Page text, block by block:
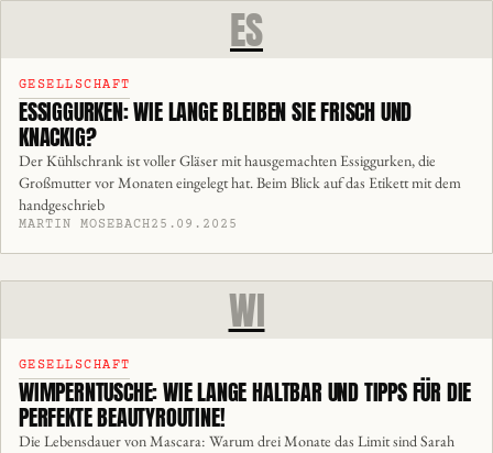
ES
GESELLSCHAFT
ESSIGGURKEN: WIE LANGE BLEIBEN SIE FRISCH UND
KNACKIG?
Der Kühlschrank ist voller Gläser mit hausgemachten Essiggurken, die
Großmutter vor Monaten eingelegt hat. Beim Blick auf das Etikett mit dem
handgeschrieb
MARTIN MOSEBACH25.09.2025
WI
GESELLSCHAFT
WIMPERNTUSCHE: WIE LANGE HALTBAR UND TIPPS FÜR DIE
PERFEKTE BEAUTYROUTINE!
Die Lebensdauer von Mascara: Warum drei Monate das Limit sind Sarah